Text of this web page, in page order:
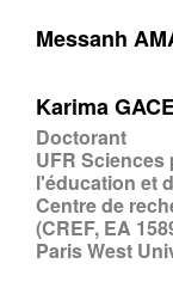
Messanh
Karima
Doctorant
UFR
l'éducation et
Centre de
(CREF, EA
Paris West